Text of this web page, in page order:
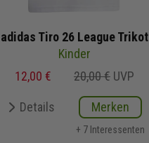
adidas Tiro 26 League Trikot
Kinder
12,00 €
20,00 € UVP
Details Merken
+ 7 Interessenten